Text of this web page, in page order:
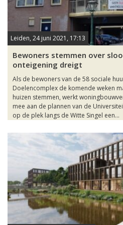
Leiden, 24 juni 2021, 17:13
Bewoners stemmen over
onteigening dreigt
Als de bewoners van de 58 sociale
Doelencomplex de komende weken
huizen stemmen, werkt
mee aan de plannen van de
op de plek langs de Witte Singel een...